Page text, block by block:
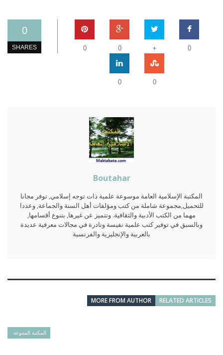
0
SHARES 0
+
0
0
0
0
Boutahar
المكتبة الإسلامية العامة موسوعة علمية ذات توجه إسلامي, توفر مجانا
للتحميل,مجموعة شاملة من كتب ومؤلفات أهل السنة والجماعة, وعددا
مهما من الكتب الأدبية والثقافية. وتتميز عن غيرها, بتنوع أقسامها,
وبالسبق في توفير كتب علمية نفيسة ونادرة في مجالات معرفية عديدة
بالعربية والإنجليزية والفرنسية
RELATED ARTICLES
MORE FROM AUTHOR
المكتبة المتنوعة